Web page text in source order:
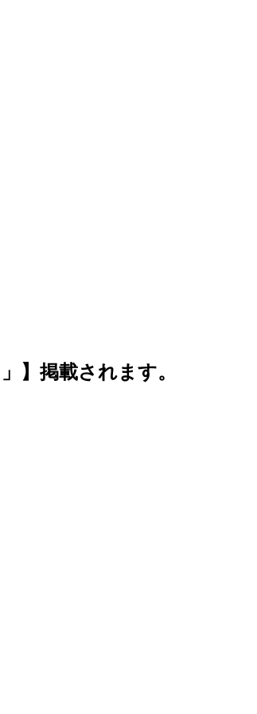
】掲載されます。